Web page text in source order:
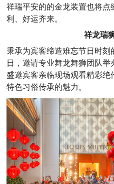
祥瑞平安的的金龙装置也将
利、好运齐来。
祥龙瑞
秉承为宾客缔造难忘节日时刻
日，邀请专业舞龙舞狮团队
盛邀宾客亲临现场观看精彩
特色习俗传承的魅力。